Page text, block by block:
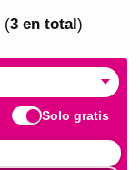
(3en total)
Solo gratis